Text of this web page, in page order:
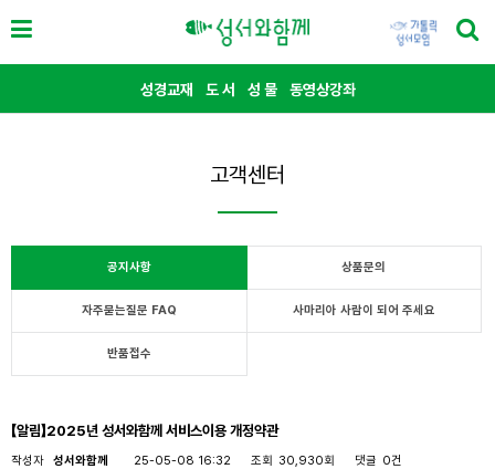
성경교재 도 서 성 물 동영상강좌
고객센터
공지사항 상품문의
자주묻는질문 FAQ 사마리아 사람이 되어 주세요
반품접수
【알림】2025년 성서와함께 서비스이용 개정약관
작성자 성서와함께 25-05-08 16:32 조회 30,930회 댓글 0건